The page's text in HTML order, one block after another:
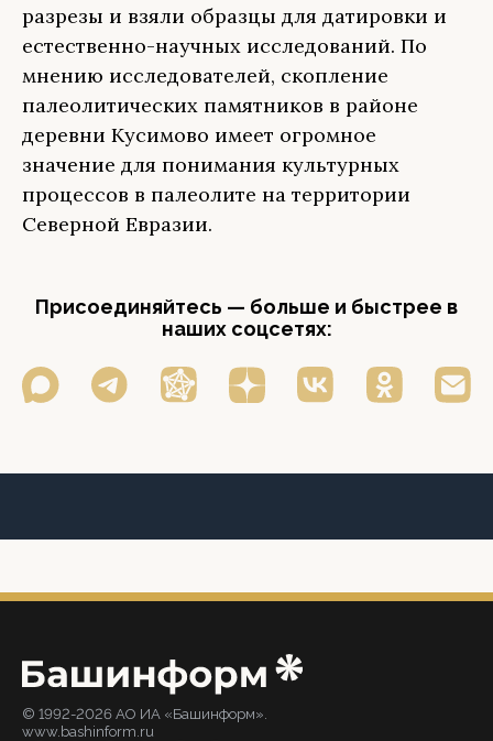
разрезы и взяли образцы для датировки и
естественно-научных исследований. По
мнению исследователей, скопление
палеолитических памятников в районе
деревни Кусимово имеет огромное
значение для понимания культурных
процессов в палеолите на территории
Северной Евразии.
Присоединяйтесь — больше и быстрее в
наших соцсетях:
© 1992-2026 АО ИА «Башинформ».
www.bashinform.ru